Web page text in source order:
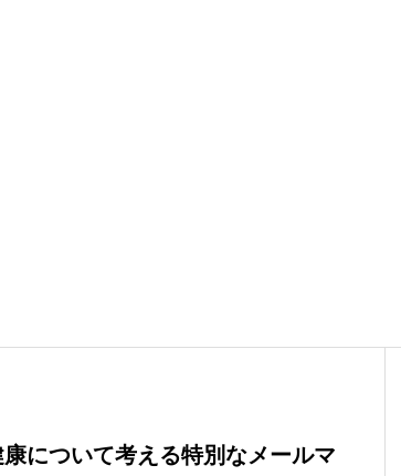
について考える特別なメールマ